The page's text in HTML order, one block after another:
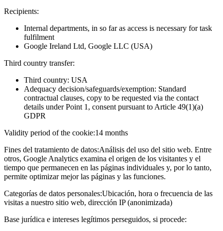
Recipients:
Internal departments, in so far as access is necessary for task
fulfilment
Google Ireland Ltd, Google LLC (USA)
Third country transfer:
Third country: USA
Adequacy decision/safeguards/exemption: Standard
contractual clauses, copy to be requested via the contact
details under Point 1, consent pursuant to Article 49(1)(a)
GDPR
Validity period of the cookie:14 months
Fines del tratamiento de datos:Análisis del uso del sitio web. Entre
otros, Google Analytics examina el origen de los visitantes y el
tiempo que permanecen en las páginas individuales y, por lo tanto,
permite optimizar mejor las páginas y las funciones.
Categorías de datos personales:Ubicación, hora o frecuencia de las
visitas a nuestro sitio web, dirección IP (anonimizada)
Base jurídica e intereses legítimos perseguidos, si procede: